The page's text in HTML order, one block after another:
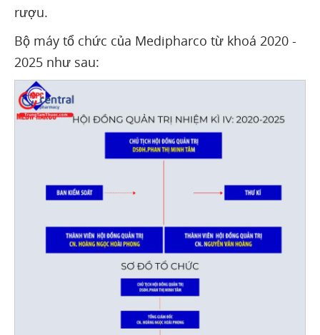
rượu.
Bộ máy tổ chức của Medipharco từ khoá 2020 -
2025 như sau: